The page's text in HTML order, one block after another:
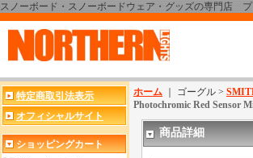
スノーボード・スノーボードウェア・グッズの専門店
特定商取引法表示
オフィシャルサイト
ショッピングカート
ホーム ｜ ゴーグル >
Photochromic Red
商品詳細